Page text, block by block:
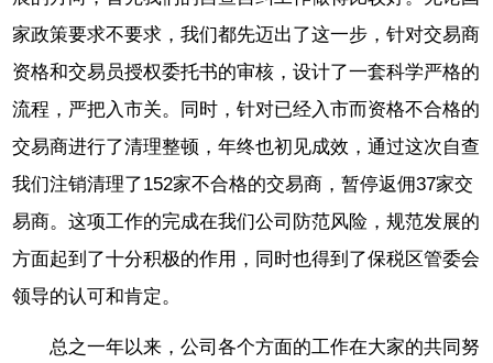
家政策要求不要求，我们都先迈出了这一步，针对交易商
资格和交易员授权委托书的审核，设计了一套科学严格的
流程，严把入市关。同时，针对已经入市而资格不合格的
交易商进行了清理整顿，年终也初见成效，通过这次自查
我们注销清理了152家不合格的交易商，暂停返佣37家交
易商。这项工作的完成在我们公司防范风险，规范发展的
方面起到了十分积极的作用，同时也得到了保税区管委会
领导的认可和肯定。
总之一年以来，公司各个方面的工作在大家的共同努